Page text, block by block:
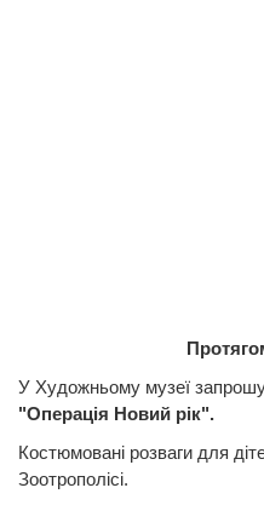
У Художньому музеї
"Операція Новий рік".
Костюмовані розваги для
Зоотрополісі.